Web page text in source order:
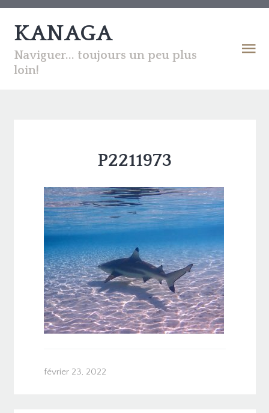
KANAGA
Naviguer... toujours un peu plus
loin!
P2211973
février 23, 2022